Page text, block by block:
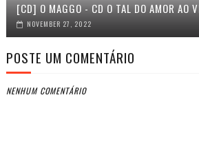
[CD] O MAGGO - CD O TAL DO AMOR AO
NOVEMBER 27, 2022
POSTE UM COMENTÁRIO
NENHUM COMENTÁRIO